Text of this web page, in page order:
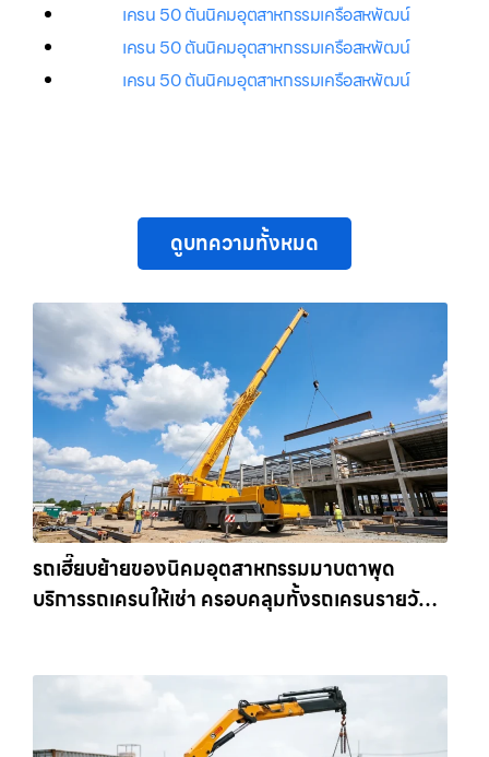
เครน 50 ตันนิคมอุตสาหกรรมเครือสหพัฒน์
เครน 50 ตันนิคมอุตสาหกรรมเครือสหพัฒน์
เครน 50 ตันนิคมอุตสาหกรรมเครือสหพัฒน์
ดูบทความทั้งหมด
รถเฮี๊ยบย้ายของนิคมอุตสาหกรรมมาบตาพุด
บริการรถเครนให้เช่า ครอบคลุมทั้งรถเครนรายวัน